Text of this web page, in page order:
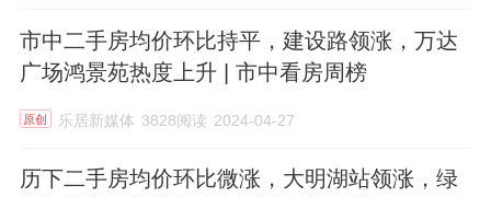
市中二手房均价环比持平，建设路领涨，万达
广场鸿景苑热度上升 | 市中看房周榜
原创 乐居新媒体 3828阅读 2024-04-27
历下二手房均价环比微涨，大明湖站领涨，绿